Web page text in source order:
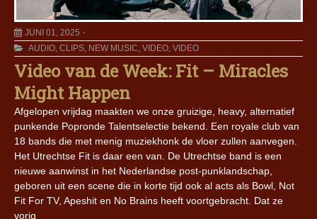
JUNI 01, 2025
AUDIO, CLIPS, NEW MUSIC, VIDEO, VIDEO
Video van de Week: Fit – Miracles
Might Happen
Afgelopen vrijdag maakten we onze gruizige, heavy, alternatief
punkende Popronde Talentselectie bekend. Een royale club van
18 bands die met menig muziekhonk de vloer zullen aanvegen.
Het Utrechtse Fit is daar een van. De Utrechtse band is een
nieuwe aanwinst in het Nederlandse post-punklandschap,
geboren uit een scene die in korte tijd ook al acts als Bowl, Not
Fit For TV, Apeshit en No Brains heeft voortgebracht. Dat ze
vorig